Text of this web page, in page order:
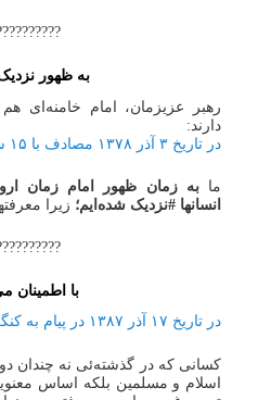
به ظهور
رهبر عزیزمان، امام خامنه‌ای
دارند:
در تاریخ ۳ آذر ۱۳۷۸ مصادف با ۱۵ شعبان ۱۴۲۰، در جمع بسیجیان
مابه زمان ظهور امام زمان
انسانها #نزدیک شده‌ایم؛ زیرا
با اطمینان
در تاریخ ۱۷ آذر ۱۳۸۷ در پیام به کنگره عظیم حج
کسانی که در گذشته‌ئی نه چندان
اسلام و مسلمین بلکه اساس